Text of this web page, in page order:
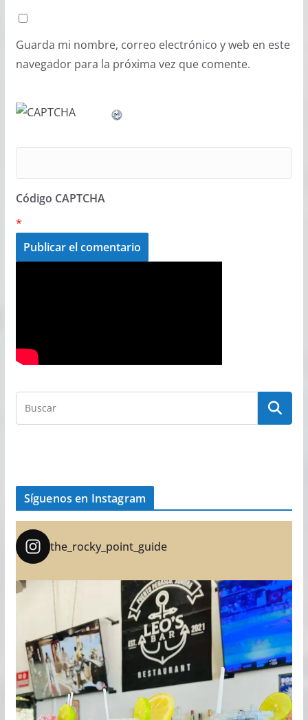
Guarda mi nombre, correo electrónico y web en este
navegador para la próxima vez que comente.
Código CAPTCHA
*
Síguenos en Instagram
the_rocky_point_guide